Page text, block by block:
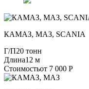
КАМАЗ, МАЗ, SCANIA
Г/П20 тонн
Длина12 м
Стоимостьот 7 000 Р